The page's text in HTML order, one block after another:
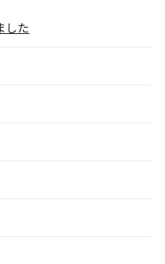
した